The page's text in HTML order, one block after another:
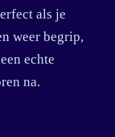
als je
weer begrip,
echte
na.